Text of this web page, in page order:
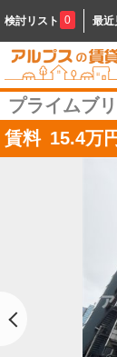
検討リスト 0 最近
プライムブ
賃料 15.4万